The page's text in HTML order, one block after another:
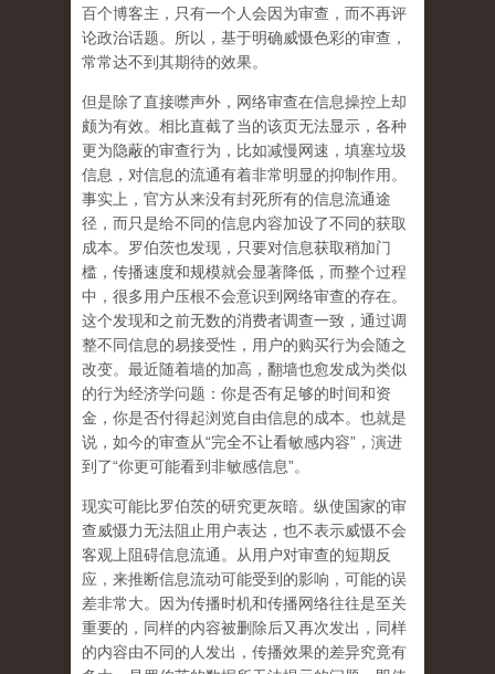
百个博客主，只有一个人会因为审查，而不再评
论政治话题。所以，基于明确威慑色彩的审查，
常常达不到其期待的效果。
但是除了直接噤声外，网络审查在信息操控上却
颇为有效。相比直截了当的该页无法显示，各种
更为隐蔽的审查行为，比如减慢网速，填塞垃圾
信息，对信息的流通有着非常明显的抑制作用。
事实上，官方从来没有封死所有的信息流通途
径，而只是给不同的信息内容加设了不同的获取
成本。罗伯茨也发现，只要对信息获取稍加门
槛，传播速度和规模就会显著降低，而整个过程
中，很多用户压根不会意识到网络审查的存在。
这个发现和之前无数的消费者调查一致，通过调
整不同信息的易接受性，用户的购买行为会随之
改变。最近随着墙的加高，翻墙也愈发成为类似
的行为经济学问题：你是否有足够的时间和资
金，你是否付得起浏览自由信息的成本。也就是
说，如今的审查从“完全不让看敏感内容”，演进
到了“你更可能看到非敏感信息”。
现实可能比罗伯茨的研究更灰暗。纵使国家的审
查威慑力无法阻止用户表达，也不表示威慑不会
客观上阻碍信息流通。从用户对审查的短期反
应，来推断信息流动可能受到的影响，可能的误
差非常大。因为传播时机和传播网络往往是至关
重要的，同样的内容被删除后又再次发出，同样
的内容由不同的人发出，传播效果的差异究竟有